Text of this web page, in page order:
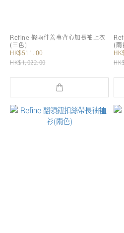
Refine 假兩件善事背心加長袖上衣
(三色)
HK$511.00
HK$1,022.00
(兩